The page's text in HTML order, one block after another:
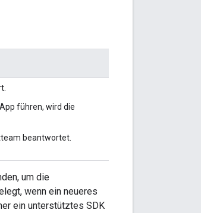
führen, wird die
beantwortet.
um die
wenn ein neueres
ein unterstütztes SDK